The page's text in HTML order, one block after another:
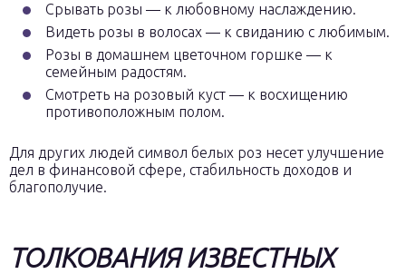
Срывать розы — к любовному наслаждению.
Видеть розы в волосах — к свиданию с любимым.
Розы в домашнем цветочном горшке — к
семейным радостям.
Смотреть на розовый куст — к восхищению
противоположным полом.
Для других людей символ белых роз несет улучшение
дел в финансовой сфере, стабильность доходов и
благополучие.
ТОЛКОВАНИЯ ИЗВЕСТНЫХ